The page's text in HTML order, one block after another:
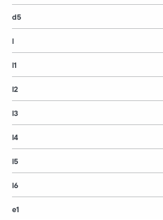
d5
l
l1
l2
l3
l4
l5
l6
e1